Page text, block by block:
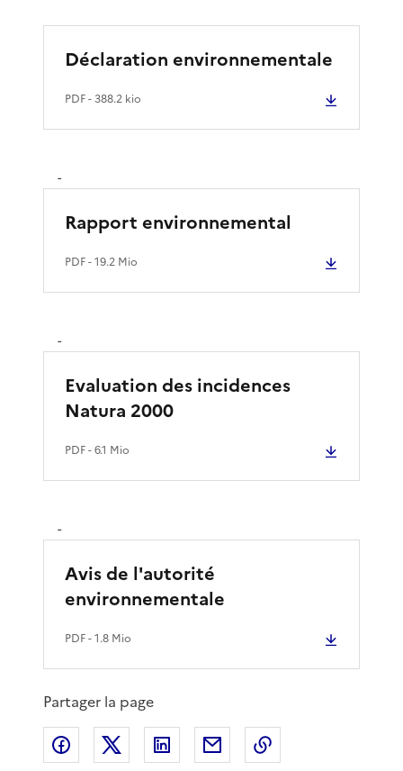
Déclaration environnementale
PDF- 388.2 kio
-
Rapport environnemental
PDF- 19.2 Mio
-
Evaluation des incidences
Natura 2000
PDF- 6.1 Mio
-
Avis de l'autorité
environnementale
PDF- 1.8 Mio
Partager la page
Partager sur Facebook
Partager sur XPartager sur LinkedIn
Partager par email